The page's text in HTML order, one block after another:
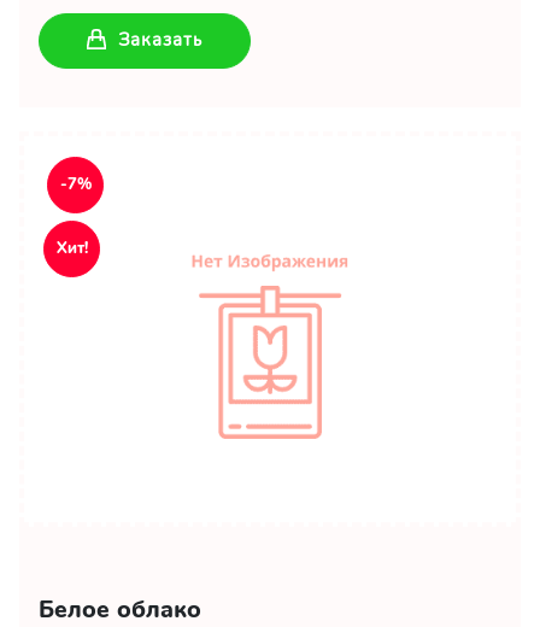
Заказать
-7%
Хит!
Белое облако